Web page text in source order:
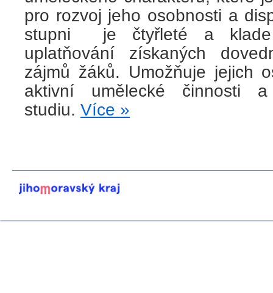
pro rozvoj jeho osobnosti a
stupni je čtyřleté a klade
uplatňování získaných
zájmů žáků. Umožňuje jejich
aktivní umělecké činnosti
studiu. Více »